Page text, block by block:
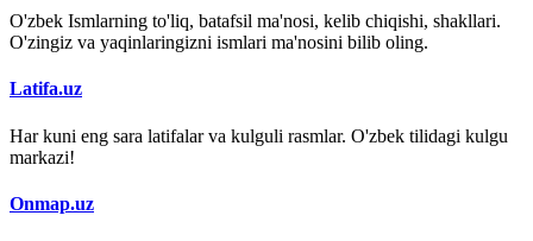
O'zbek Ismlarning to'liq, batafsil ma'nosi, kelib chiqishi, shakllari.
O'zingiz va yaqinlaringizni ismlari ma'nosini bilib oling.
Latifa.uz
Har kuni eng sara latifalar va kulguli rasmlar. O'zbek tilidagi kulgu
markazi!
Onmap.uz